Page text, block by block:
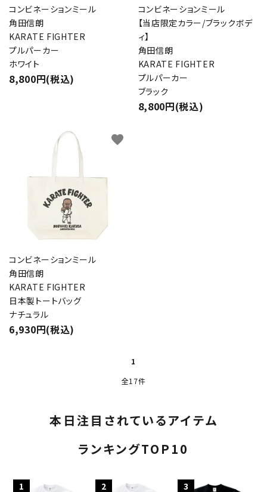
コンビネーションミール
角田信朗
KARATE FIGHTER
プルパーカー
ホワイト
8,800円(税込)
コンビネーションミール
【当店限定カラー/ブラックボデ
ィ】
角田信朗
KARATE FIGHTER
プルパーカー
ブラック
8,800円(税込)
コンビネーションミール
角田信朗
KARATE FIGHTER
日本製トートバッグ
ナチュラル
6,930円(税込)
favorite
1
全17件
本日注目されているアイテム
ランキングTOP10
1 2 3